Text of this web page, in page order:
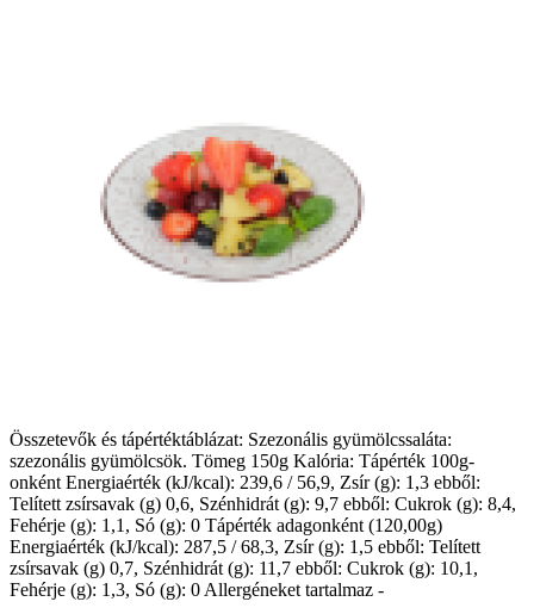
Összetevők és tápértéktáblázat: Szezonális gyümölcssaláta:
szezonális gyümölcsök. Tömeg 150g Kalória: Tápérték 100g-
onként Energiaérték (kJ/kcal): 239,6 / 56,9, Zsír (g): 1,3 ebből:
Telített zsírsavak (g) 0,6, Szénhidrát (g): 9,7 ebből: Cukrok (g): 8,4,
Fehérje (g): 1,1, Só (g): 0 Tápérték adagonként (120,00g)
Energiaérték (kJ/kcal): 287,5 / 68,3, Zsír (g): 1,5 ebből: Telített
zsírsavak (g) 0,7, Szénhidrát (g): 11,7 ebből: Cukrok (g): 10,1,
Fehérje (g): 1,3, Só (g): 0 Allergéneket tartalmaz -